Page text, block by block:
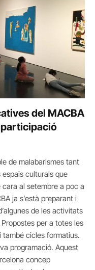
del MACBA
participació
de malabarismes tant
culturals que
al setembre a poc a
ja s’està preparant i
de les activitats
per a totes les
també cicles formatius.
programació. Aquest
concep